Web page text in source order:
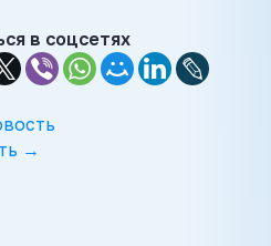
в соцсетях
→